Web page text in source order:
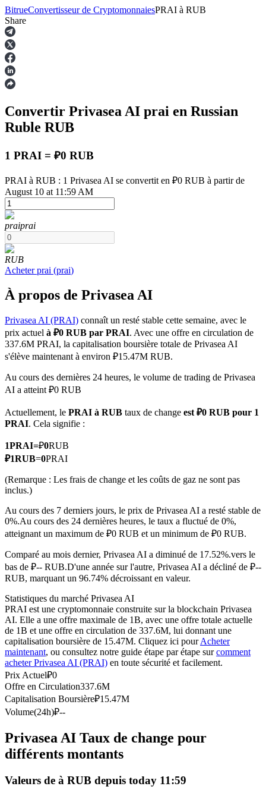
Contrats à terme
Futures USDT
Futures utilisant l'USDT comme garantie
Futures COIN-M
Contrats à terme sur crypto-monnaie
TradFi
Produits dérivés sur actions, forex, métaux précieux et matières
premières
Futures utilisant l'USDC comme garantie
Copie de Trading
Rejoignez les meilleurs traders
BitrueConvertisseur de CryptomonnaiesPRAI à RUB
Share
Convertir Privasea AI prai en Russian
Ruble RUB
1 PRAI = ₽0 RUB
PRAI à RUB : 1 Privasea AI se convertit en ₽0 RUB à partir de
August 10 at 11:59 AM
praiprai
RUB
Acheter prai (prai)
À propos de Privasea AI
Privasea AI (PRAI) connaît un resté stable cette semaine, avec le
prix actuel à ₽0 RUB par PRAI. Avec une offre en circulation de
337.6M PRAI, la capitalisation boursière totale de Privasea AI
s'élève maintenant à environ ₽15.47M RUB.
Au cours des dernières 24 heures, le volume de trading de Privasea
AI a atteint ₽0 RUB
Actuellement, le PRAI à RUB taux de change est ₽0 RUB pour 1
PRAI. Cela signifie :
1PRAI=₽0RUB
₽1RUB=0PRAI
(Remarque : Les frais de change et les coûts de gaz ne sont pas
inclus.)
Au cours des 7 derniers jours, le prix de Privasea AI a resté stable de
0%.Au cours des 24 dernières heures, le taux a fluctué de 0%,
atteignant un maximum de ₽0 RUB et un minimum de ₽0 RUB.
Comparé au mois dernier, Privasea AI a diminué de 17.52%.vers le
bas de ₽-- RUB.D'une année sur l'autre, Privasea AI a décliné de ₽--
RUB, marquant un 96.74% décroissant en valeur.
Statistiques du marché Privasea AI
PRAI est une cryptomonnaie construite sur la blockchain Privasea
AI. Elle a une offre maximale de 1B, avec une offre totale actuelle
de 1B et une offre en circulation de 337.6M, lui donnant une
capitalisation boursière de 15.47M. Cliquez ici pourAcheter
maintenant, ou consultez notre guide étape par étape surcomment
acheter Privasea AI (PRAI) en toute sécurité et facilement.
Prix Actuel₽0
Offre en Circulation337.6M
Capitalisation Boursière₽15.47M
Volume(24h)₽--
Privasea AI Taux de change pour
différents montants
Valeurs de à RUB depuis today 11:59